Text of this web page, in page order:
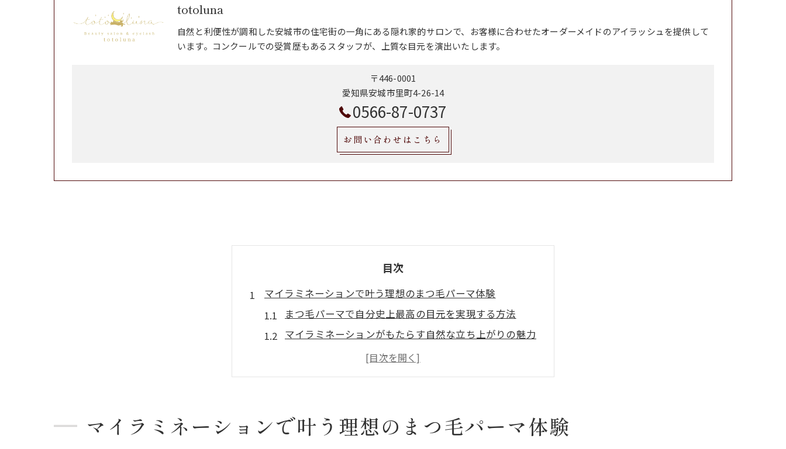
totoluna
自然と利便性が調和した安城市の住宅街の一角にある隠れ家的サロンで、お客様に合わせたオーダーメイドのアイラッシュを提供して
います。コンクールでの受賞歴もあるスタッフが、上質な目元を演出いたします。
〒446-0001
愛知県安城市里町4-26-14
0566-87-0737
お問い合わせはこちら
目次
マイラミネーションで叶う理想のまつ毛パーマ体験
まつ毛パーマで自分史上最高の目元を実現する方法
マイラミネーションがもたらす自然な立ち上がりの魅力
愛知県安城市で話題のまつ毛パーマ体験談を紹介
まつ毛パーマの施術前後で気をつけたいポイント
まつ毛パーマ愛知県安城市の安全な選び方とは
まつ毛パーマ安全重視でサロンを選ぶポイント
マイラミネーションで叶う理想のまつ毛パーマ体験